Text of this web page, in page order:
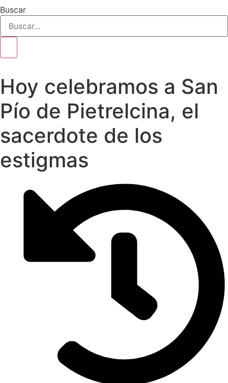
Buscar
Hoy celebramos a San
Pío de Pietrelcina, el
sacerdote de los
estigmas